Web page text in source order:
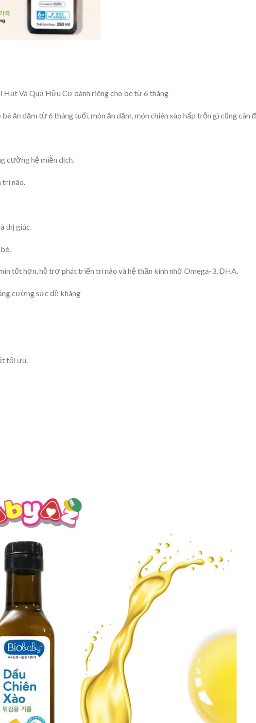
Và Quả Hữu Cơ dành riêng cho bé từ 6 tháng
ăn dặm từ 6 tháng tuổi, món ăn dặm, món chiên xào hấp trộn gì cũng
cường hệ miễn dịch.
trí não.
thị giác.
tốt hơn, hỗ trợ phát triển trí não và hệ thần kinh nhờ Omega-3, DHA.
cường sức đề kháng
tối ưu.